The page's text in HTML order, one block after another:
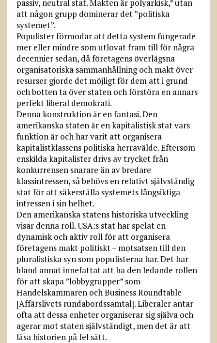
passiv, neutral stat. Makten är polyarkisk,* utan
att någon grupp dominerar det ”politiska
systemet”.
Populister förmodar att detta system fungerade
mer eller mindre som utlovat fram till för några
decennier sedan, då företagens överlägsna
organisatoriska sammanhållning och makt över
resurser gjorde det möjligt för dem att i grund
och botten ta över staten och förstöra en annars
perfekt liberal demokrati.
Denna konstruktion är en fantasi. Den
amerikanska staten är en kapitalistisk stat vars
funktion är och har varit att organisera
kapitalistklassens politiska herravälde. Eftersom
enskilda kapitalister drivs av trycket från
konkurrensen snarare än av bredare
klassintressen, så behövs en relativt självständig
stat för att säkerställa systemets långsiktiga
intressen i sin helhet.
Den amerikanska statens historiska utveckling
visar denna roll. USA:s stat har spelat en
dynamisk och aktiv roll för att organisera
företagens makt politiskt – motsatsen till den
pluralistiska syn som populisterna har. Det har
bland annat innefattat att ha den ledande rollen
för att skapa ”lobbygrupper” som
Handelskammaren och Business Roundtable
[Affärslivets rundabordssamtal]. Liberaler antar
ofta att dessa enheter organiserar sig själva och
agerar mot staten självständigt, men det är att
läsa historien på fel sätt.